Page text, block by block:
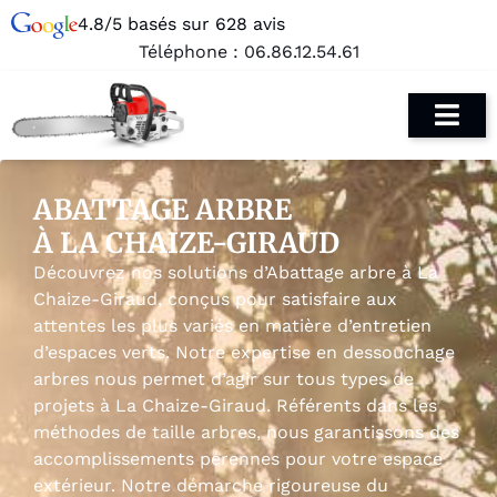
4.8/5 basés sur 628 avis
Téléphone : 06.86.12.54.61
ABATTAGE ARBRE
À LA CHAIZE-GIRAUD
Découvrez nos solutions d’Abattage arbre à La
Chaize-Giraud, conçus pour satisfaire aux
attentes les plus variés en matière d’entretien
d’espaces verts. Notre expertise en dessouchage
arbres nous permet d’agir sur tous types de
projets à La Chaize-Giraud. Référents dans les
méthodes de taille arbres, nous garantissons des
accomplissements pérennes pour votre espace
extérieur. Notre démarche rigoureuse du